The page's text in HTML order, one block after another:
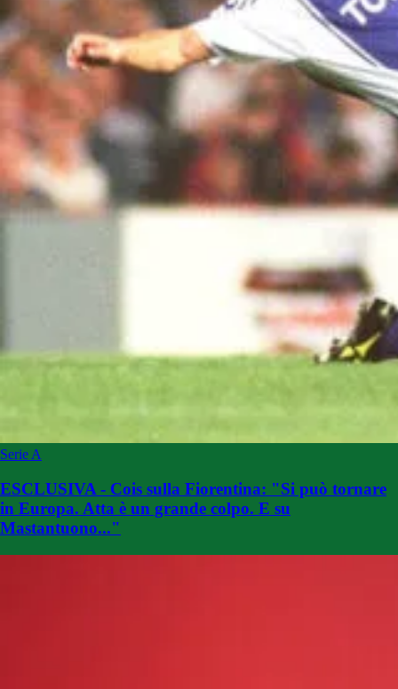
Serie A
ESCLUSIVA - Cois sulla Fiorentina: "Si può tornare
in Europa. Atta è un grande colpo. E su
Mastantuono..."